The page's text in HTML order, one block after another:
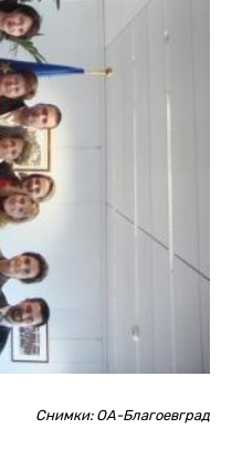
Снимки: ОA-Благоевград